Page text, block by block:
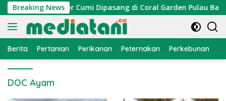
Langsung
ke
konten
Breaking News
Atraktor Cumi Dipasang di Coral Garden Pulau Barrang
Berita Pertanian Perikanan Peternakan Perkebunan
DOC Ayam